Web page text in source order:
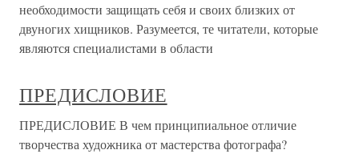
необходимости защищать себя и своих близких от
двуногих хищников. Разумеется, те читатели, которые
являются специалистами в области
ПРЕДИСЛОВИЕ
ПРЕДИСЛОВИЕ В чем принципиальное отличие
творчества художника от мастерства фотографа?